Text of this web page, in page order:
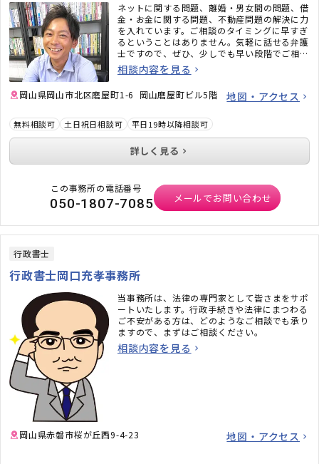
ネットに関する問題、離婚・男女間の問題、借
金・お金に関する問題、不動産問題の解決に力
を入れています。ご相談のタイミングに早すぎ
るということはありません。気軽に話せる弁護
士ですので、ぜひ、少しでも早い段階でご相談
ください。お気持ちの部分にもしっかりと寄り
添いながら、今できること・やるべきことをア
相談内容を見る
岡山県岡山市北区磨屋町1-6 岡山磨屋町ビル5階 地図・アクセス
無料相談可 土日祝日相談可 平日19時以降相談可
詳しく見る
この事務所の電話番号
050-1807-7085 メールでお問い合わせ
行政書士
行政書士岡口充孝事務所
当事務所は、法律の専門家として皆さまをサポ
ートいたします。行政手続きや法律にまつわる
ご不安がある方は、どのようなご相談でも承り
ますので、まずはご相談ください。
相談内容を見る
岡山県赤磐市桜が丘西9-4-23 地図・アクセス